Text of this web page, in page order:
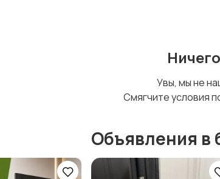
Увы, мы не
Смягчите условия
Объявления в